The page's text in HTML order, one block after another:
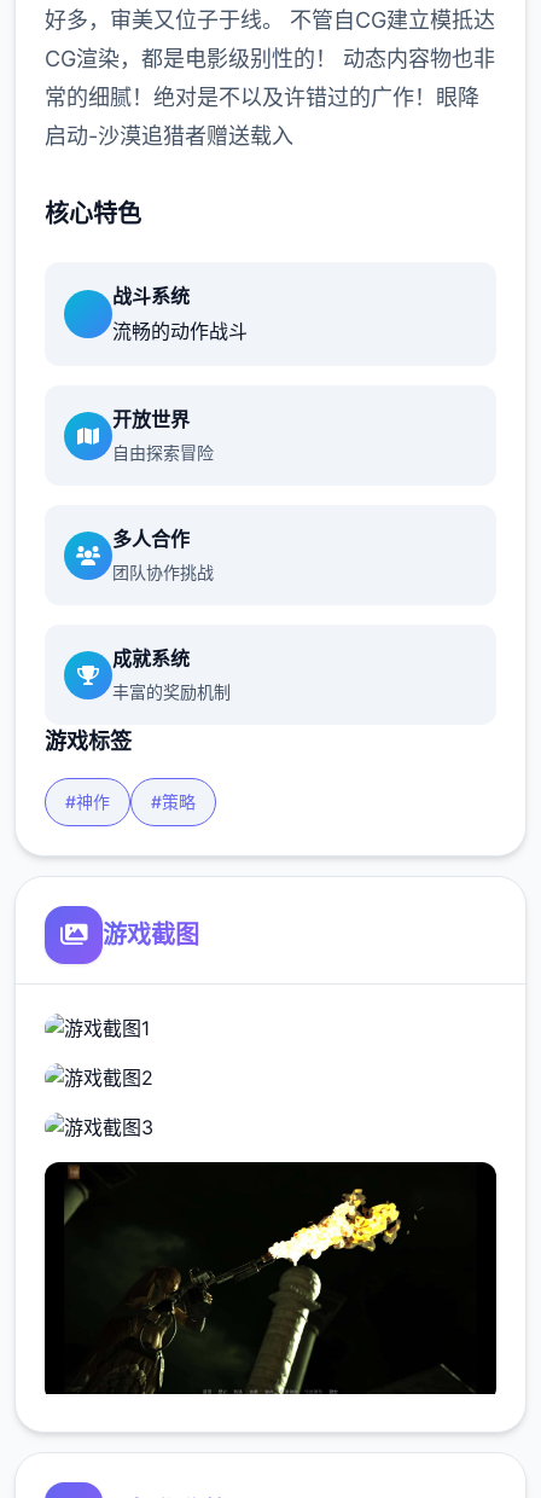
好多，审美又位子于线。 不管自CG建立模抵达
CG渲染，都是电影级别性的！ 动态内容物也非
常的细腻！绝对是不以及许错过的广作！眼降
启动-沙漠追猎者赠送载入
核心特色
战斗系统
流畅的动作战斗
开放世界
自由探索冒险
多人合作
团队协作挑战
成就系统
丰富的奖励机制
游戏标签
#神作 #策略
游戏截图